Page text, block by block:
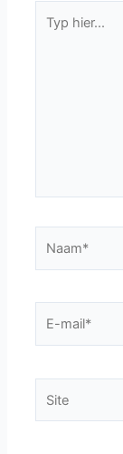
hier...
mail*